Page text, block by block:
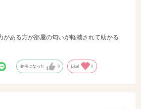
がある方が部屋の匂いが軽減されて助かる
参考になった 0 Like! 0